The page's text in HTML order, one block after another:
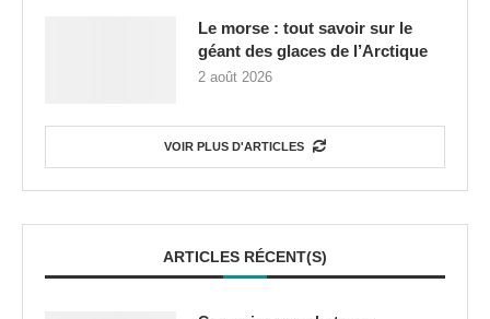
Le morse : tout savoir sur le
géant des glaces de l’Arctique
2 août 2026
VOIR PLUS D'ARTICLES
ARTICLES RÉCENT(S)